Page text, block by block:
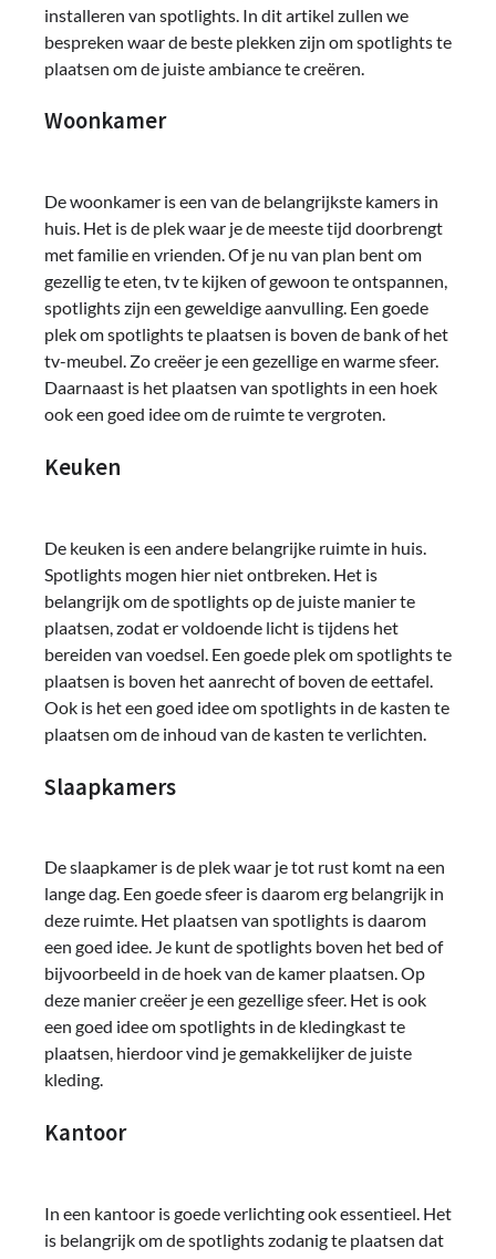
installeren van spotlights. In dit artikel zullen we
bespreken waar de beste plekken zijn om spotlights te
plaatsen om de juiste ambiance te creëren.
Woonkamer
De woonkamer is een van de belangrijkste kamers in
huis. Het is de plek waar je de meeste tijd doorbrengt
met familie en vrienden. Of je nu van plan bent om
gezellig te eten, tv te kijken of gewoon te ontspannen,
spotlights zijn een geweldige aanvulling. Een goede
plek om spotlights te plaatsen is boven de bank of het
tv-meubel. Zo creëer je een gezellige en warme sfeer.
Daarnaast is het plaatsen van spotlights in een hoek
ook een goed idee om de ruimte te vergroten.
Keuken
De keuken is een andere belangrijke ruimte in huis.
Spotlights mogen hier niet ontbreken. Het is
belangrijk om de spotlights op de juiste manier te
plaatsen, zodat er voldoende licht is tijdens het
bereiden van voedsel. Een goede plek om spotlights te
plaatsen is boven het aanrecht of boven de eettafel.
Ook is het een goed idee om spotlights in de kasten te
plaatsen om de inhoud van de kasten te verlichten.
Slaapkamers
De slaapkamer is de plek waar je tot rust komt na een
lange dag. Een goede sfeer is daarom erg belangrijk in
deze ruimte. Het plaatsen van spotlights is daarom
een goed idee. Je kunt de spotlights boven het bed of
bijvoorbeeld in de hoek van de kamer plaatsen. Op
deze manier creëer je een gezellige sfeer. Het is ook
een goed idee om spotlights in de kledingkast te
plaatsen, hierdoor vind je gemakkelijker de juiste
kleding.
Kantoor
In een kantoor is goede verlichting ook essentieel. Het
is belangrijk om de spotlights zodanig te plaatsen dat